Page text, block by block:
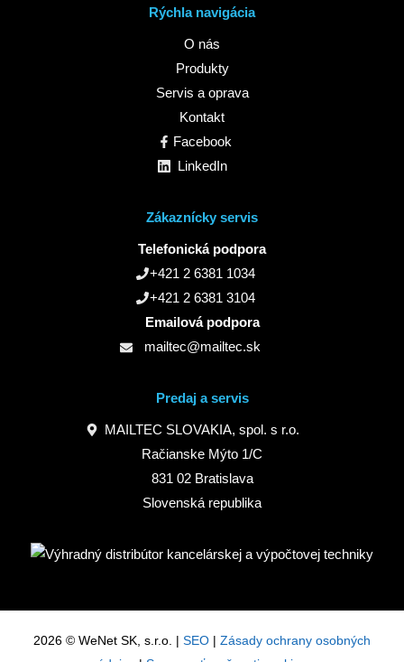
Rýchla navigácia
O nás
Produkty
Servis a oprava
Kontakt
Facebook
LinkedIn
Zákaznícky servis
Telefonická podpora
+421 2 6381 1034
+421 2 6381 3104
Emailová podpora
mailtec@mailtec.sk
Predaj a servis
MAILTEC SLOVAKIA, spol. s r.o.
Račianske Mýto 1/C
831 02 Bratislava
Slovenská republika
2026 © WeNet SK, s.r.o. | SEO | Zásady ochrany osobných